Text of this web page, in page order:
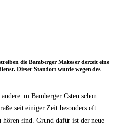
die Bam­ber­ger Mal­te­ser der­zeit eine
Die­ser Stand­ort wur­de wegen des
im Bam­ber­ger Osten schon
seit eini­ger Zeit beson­ders oft
hören sind. Grund dafür ist der neue